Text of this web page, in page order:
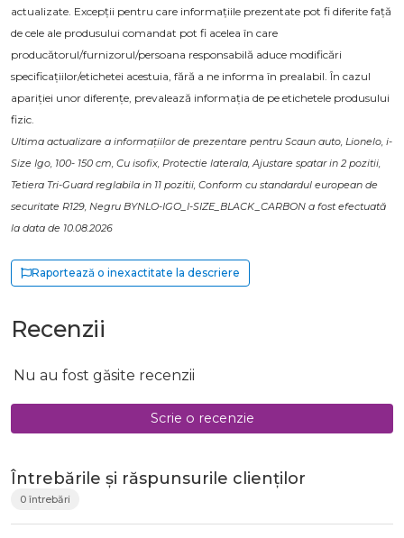
actualizate. Excepții pentru care informațiile prezentate pot fi diferite față
de cele ale produsului comandat pot fi acelea în care
producătorul/furnizorul/persoana responsabilă aduce modificări
specificațiilor/etichetei acestuia, fără a ne informa în prealabil. În cazul
apariției unor diferențe, prevalează informația de pe etichetele produsului
fizic.
Ultima actualizare a informațiilor de prezentare pentru Scaun auto, Lionelo, i-
Size Igo, 100- 150 cm, Cu isofix, Protectie laterala, Ajustare spatar in 2 pozitii,
Tetiera Tri-Guard reglabila in 11 pozitii, Conform cu standardul european de
securitate R129, Negru BYNLO-IGO_I-SIZE_BLACK_CARBON a fost efectuată
la data de 10.08.2026
Raportează o inexactitate la descriere
Recenzii
Nu au fost găsite recenzii
Scrie o recenzie
Întrebările și răspunsurile clienților
0 întrebări